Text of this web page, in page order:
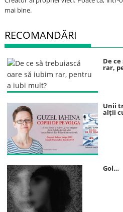
mai bine.
RECOMANDĂRI
De
rar,
Unii
alții
Gol…